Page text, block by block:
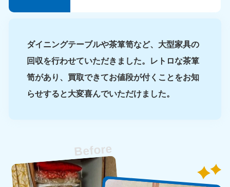
ダイニングテーブルや茶箪笥など、大型家具の
回収を行わせていただきました。レトロな茶箪
笥があり、買取できてお値段が付くことをお知
らせすると大変喜んでいただけました。